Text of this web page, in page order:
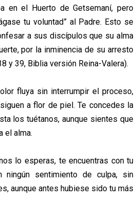
en el Huerto de Getsemaní, pero
tu voluntad” al Padre. Esto se
a sus discípulos que su alma
por la inminencia de su arresto
y 39, Biblia versión Reina-Valera).
fluya sin interrumpir el proceso,
a flor de piel. Te concedes la
los tuétanos, aunque sientes que
el alma.
lo esperas, te encuentras con tu
sentimiento de culpa, sin
aunque antes hubiese sido tu más